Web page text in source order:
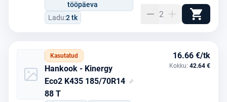
tööpäeva
Ladu:2 tk 2
Kasutatud
Hankook - Kinergy
Eco2 K435 185/70R14
88 T
16.66 €/tk
Kokku: 42.64 €